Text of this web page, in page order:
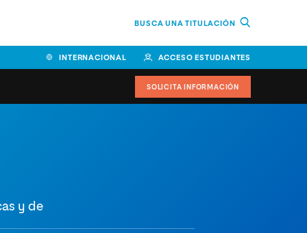
BUSCA UNA TITULACIÓN
INTERNACIONAL ACCESO ESTUDIANTES
SOLICITA INFORMACIÓN
y de